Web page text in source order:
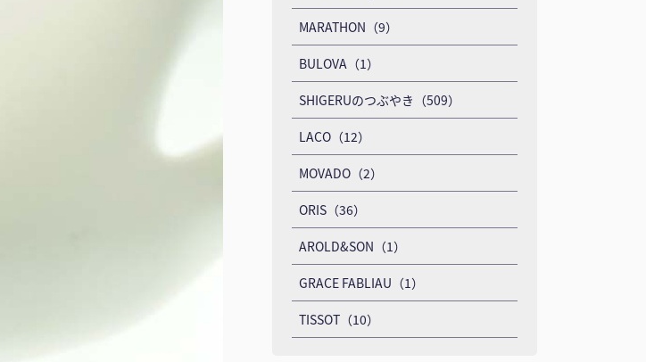
MARATHON（9）
BULOVA（1）
SHIGERUのつぶやき（509）
LACO（12）
MOVADO（2）
ORIS（36）
AROLD&SON（1）
GRACE FABLIAU（1）
TISSOT（10）